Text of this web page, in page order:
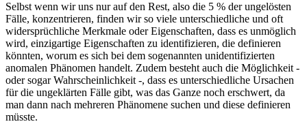
Selbst wenn wir uns nur auf den Rest, also die 5 % der ungelösten
Fälle, konzentrieren, finden wir so viele unterschiedliche und oft
widersprüchliche Merkmale oder Eigenschaften, dass es unmöglich
wird, einzigartige Eigenschaften zu identifizieren, die definieren
könnten, worum es sich bei dem sogenannten unidentifizierten
anomalen Phänomen handelt. Zudem besteht auch die Möglichkeit -
oder sogar Wahrscheinlichkeit -, dass es unterschiedliche Ursachen
für die ungeklärten Fälle gibt, was das Ganze noch erschwert, da
man dann nach mehreren Phänomene suchen und diese definieren
müsste.